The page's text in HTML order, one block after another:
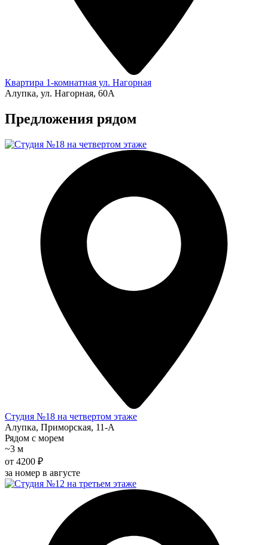
Квартира 1-комнатная ул. Нагорная
Алупка, ул. Нагорная, 60A
Предложения рядом
Студия №18 на четвертом этаже
Алупка, Приморская, 11-А
Рядом с морем
~3 м
от 4200 ₽
за номер в августе